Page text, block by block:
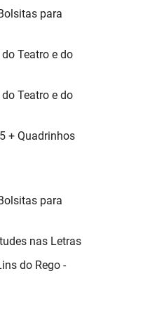
para
Teatro e do
Teatro e do
+ Quadrinhos
para
nas Letras
do Rego -